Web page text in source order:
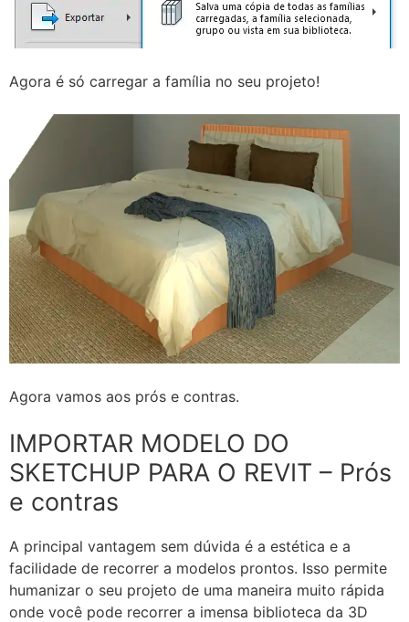
Agora é só carregar a família no seu projeto!
Agora vamos aos prós e contras.
IMPORTAR MODELO DO
SKETCHUP PARA O REVIT – Prós
e contras
A principal vantagem sem dúvida é a estética e a
facilidade de recorrer a modelos prontos. Isso permite
humanizar o seu projeto de uma maneira muito rápida
onde você pode recorrer a imensa biblioteca da 3D